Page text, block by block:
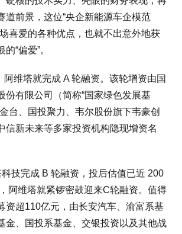
道前景，这位“央企新能源车企模范
喜爱的各种优点，也就不出意外地获
“偏爱”。
阿维塔就完成 A 轮融资。该轮增资由国
份有限公司（简称“国家绿色发展基
台、国投聚力、韦尔股份旗下韦豪创
信新未来等多家投资机构隐现增资名
技完成 B 轮融资，投后估值已近 200
阿维塔就紧锣密鼓迎来C轮融资。值得
资超110亿元，由长安汽车、渝富系基
金、国投系基金、交银投资以及其他战